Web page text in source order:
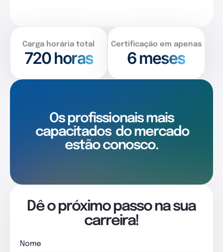
Carga horária total
720horas
Certificação em apenas
6 meses
Os profissionais mais
capacitados do mercado
estão conosco.
Dê o próximo passo na sua
carreira!
Nome